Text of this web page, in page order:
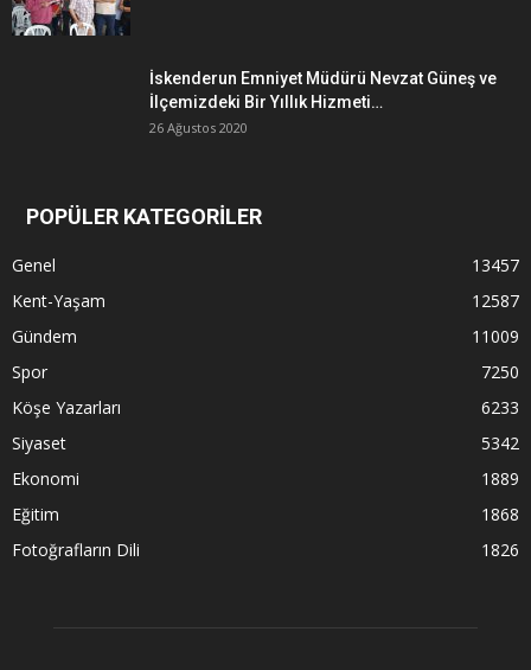
İskenderun Emniyet Müdürü Nevzat Güneş ve
İlçemizdeki Bir Yıllık Hizmeti…
26 Ağustos 2020
POPÜLER KATEGORİLER
Genel
13457
Kent-Yaşam
12587
Gündem
11009
Spor
7250
Köşe Yazarları
6233
Siyaset
5342
Ekonomi
1889
Eğitim
1868
Fotoğrafların Dili
1826